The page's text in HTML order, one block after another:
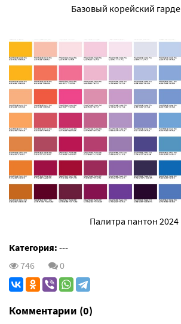
Базовый корейский
Палитра пантон 2024
Категория: ---
746
0
Комментарии (0)